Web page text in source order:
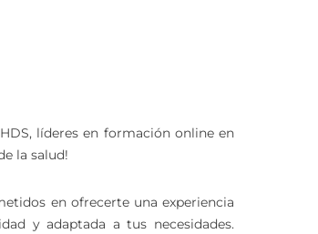
líderes en formación online en
la salud!
en ofrecerte una experiencia
y adaptada a tus necesidades.